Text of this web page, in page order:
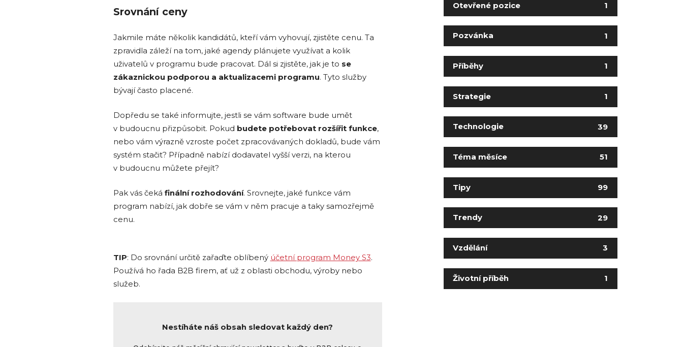
Srovnání ceny
Jakmile máte několik kandidátů, kteří vám vyhovují, zjistěte cenu. Ta
zpravidla záleží na tom, jaké agendy plánujete využívat a kolik
uživatelů v programu bude pracovat. Dál si zjistěte, jak je to se
zákaznickou podporou a aktualizacemi programu. Tyto služby
bývají často placené.
Dopředu se také informujte, jestli se vám software bude umět
v budoucnu přizpůsobit. Pokud budete potřebovat rozšířit funkce,
nebo vám výrazně vzroste počet zpracovávaných dokladů, bude vám
systém stačit? Případně nabízí dodavatel vyšší verzi, na kterou
v budoucnu můžete přejít?
Pak vás čeká finální rozhodování. Srovnejte, jaké funkce vám
program nabízí, jak dobře se vám v něm pracuje a taky samozřejmě
cenu.
TIP: Do srovnání určitě zařaďte oblíbený účetní program Money S3.
Používá ho řada B2B firem, ať už z oblasti obchodu, výroby nebo
služeb.
Nestíháte náš obsah sledovat každý den?
Otevřené pozice 1
Pozvánka 1
Příběhy 1
Strategie 1
Technologie 39
Téma měsíce 51
Tipy 99
Trendy 29
Vzdělání 3
Životní příběh 1